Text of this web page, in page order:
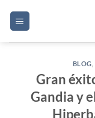
BLOG
Gran
Gandia y